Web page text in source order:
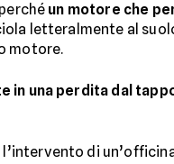
un motore che
letteralmente al
motore.
in una perdita dal
di